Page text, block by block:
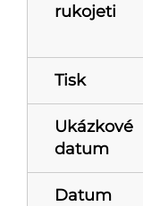
rukojeti
Tisk
Ukázkové
datum
Datum